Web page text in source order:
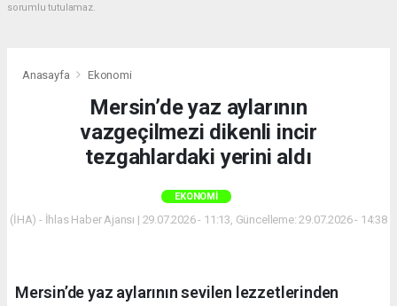
sorumlu tutulamaz.
Anasayfa Ekonomi
Mersin’de yaz aylarının
vazgeçilmezi dikenli incir
tezgahlardaki yerini aldı
EKONOMI
(İHA) - İhlas Haber Ajansı | 29.07.2026 - 11:13, Güncelleme: 29.07.2026 - 14:38
Mersin’de yaz aylarının sevilen lezzetlerinden